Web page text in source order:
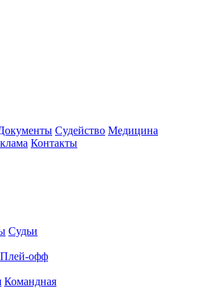
Судейство Медицина
Контакты
Судьи
Плей-офф
Командная